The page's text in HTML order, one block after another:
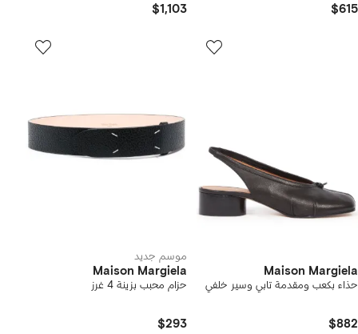
$615
$1,103
Maison Margiela
حذاء بكعب ومقدمة تابي وسير خلفي
$882
موسم جديد
Maison Margiela
حزام محبب بزينة 4 غرز
$293